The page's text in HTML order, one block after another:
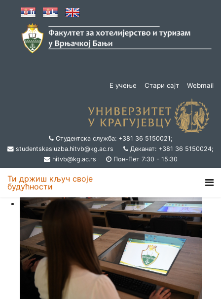
Е учење Стари сајт Webmail
Студентска служба: +381 36 5150021;
studentskasluzba.hitvb@kg.ac.rs
Деканат: +381 36 5150024;
hitvb@kg.ac.rs
Пон-Пет 7:30 - 15:30
Ти држиш кључ своје
будућности